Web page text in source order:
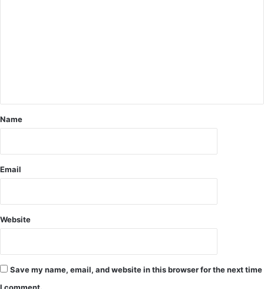
Name
Email
Website
Save my name, email, and website in this browser for the next time